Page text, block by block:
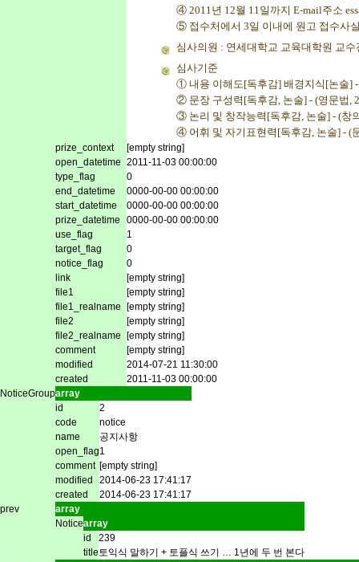
④ 2011년 12월 11일까지 E-mail주소
⑤ 접수처에서 3일 이내에 원고 접수사
심사의원 : 연세대학교 교육대학원 교
심사기준
① 내용 이해도[독후감] 배경지식[논술] -
② 문장 구성력[독후감, 논술] - (영문법,
③ 논리 및 창작능력[독후감, 논술] - (창
④ 어휘 및 자기표현력[독후감, 논술] - (
prize_context
[empty string]
open_datetime 2011-11-03 00:00:00
type_flag
0
end_datetime
0000-00-00 00:00:00
start_datetime
0000-00-00 00:00:00
prize_datetime
0000-00-00 00:00:00
use_flag
1
target_flag
0
notice_flag
0
link
[empty string]
file1
[empty string]
file1_realname [empty string]
file2
[empty string]
file2_realname [empty string]
comment
[empty string]
modified
2014-07-21 11:30:00
created
2011-11-03 00:00:00
NoticeGrouparray
id
2
code
notice
name
공지사항
open_flag1
comment [empty string]
modified
2014-06-23 17:41:17
created
2014-06-23 17:41:17
prev
array
Noticearray
id
239
title 토익식 말하기 + 토플식 쓰기 … 1년에 두 번 본다